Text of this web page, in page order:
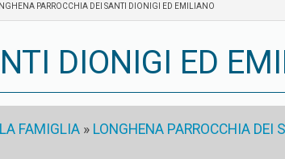
PARROCCHIA DEI SANTI DIONIGI ED EMILIANO
DIONIGI ED
FAMIGLIA » LONGHENA PARROCCHIA DEI